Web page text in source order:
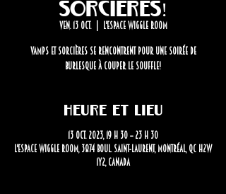
sorcières!
ven. 13 oct.
  |
L'Espace Wiggle Room
Vamps et sorcières se rencontrent pour une soirée de
burlesque à couper le souffle!
Heure et lieu
13 oct. 2023, 19 h 30 – 23 h 30
L'Espace Wiggle Room, 3874 Boul. Saint-Laurent, Montréal, QC H2W
1Y2, Canada